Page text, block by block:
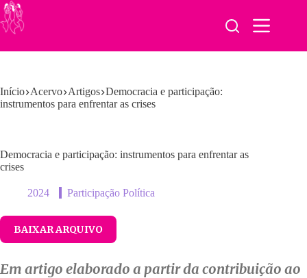
Pular
para
o
Início Acervo Artigos Democracia e participação:
instrumentos para enfrentar as crises
Democracia e participação: instrumentos para enfrentar as
crises
2024 Participação Política
BAIXAR ARQUIVO
Em artigo elaborado a partir da contribuição ao